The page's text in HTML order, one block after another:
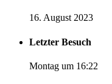
16. August 2023
Letzter Besuch
Montag um 16:22